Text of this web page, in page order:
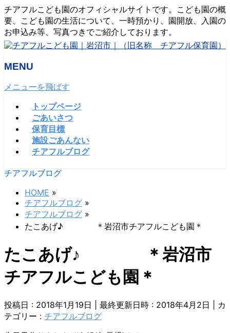
チアフルこども園のオフィシャルサイトです。こども園の概
要、こども園の生活について、一時預かり、園開放、入園の
お申込み等、写真つきでご紹介しております。
MENU
メニューを飛ばす
トップページ
ごあいさつ
保育目標
施設ごあんない
チアフルブログ
チアフルブログ
HOME »
チアフルブログ »
チアフルブログ »
たこあげ♪ ＊岩沼市チアフルこども園＊
たこあげ♪ ＊岩沼市
チアフルこども園＊
投稿日 : 2018年1月19日 最終更新日時 : 2018年4月2日
カ
テゴリー : チアフルブログ